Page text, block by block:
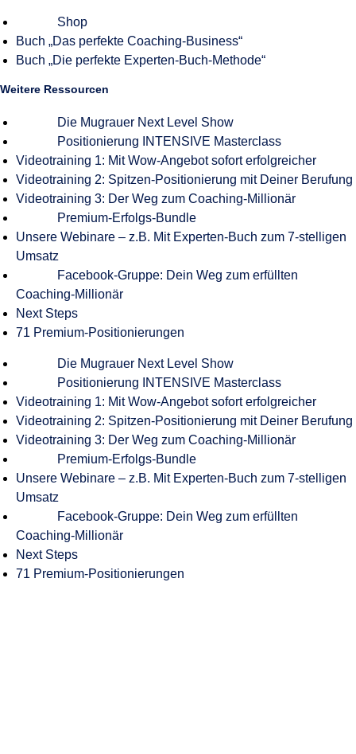
Shop
Buch „Das perfekte Coaching-Business“
Buch „Die perfekte Experten-Buch-Methode“
Weitere Ressourcen
Die Mugrauer Next Level Show
Positionierung INTENSIVE Masterclass
Videotraining 1: Mit Wow-Angebot sofort erfolgreicher
Videotraining 2: Spitzen-Positionierung mit Deiner Berufung
Videotraining 3: Der Weg zum Coaching-Millionär
Premium-Erfolgs-Bundle
Unsere Webinare – z.B. Mit Experten-Buch zum 7-stelligen
Umsatz
Facebook-Gruppe: Dein Weg zum erfüllten
Coaching-Millionär
Next Steps
71 Premium-Positionierungen
Die Mugrauer Next Level Show
Positionierung INTENSIVE Masterclass
Videotraining 1: Mit Wow-Angebot sofort erfolgreicher
Videotraining 2: Spitzen-Positionierung mit Deiner Berufung
Videotraining 3: Der Weg zum Coaching-Millionär
Premium-Erfolgs-Bundle
Unsere Webinare – z.B. Mit Experten-Buch zum 7-stelligen
Umsatz
Facebook-Gruppe: Dein Weg zum erfüllten
Coaching-Millionär
Next Steps
71 Premium-Positionierungen